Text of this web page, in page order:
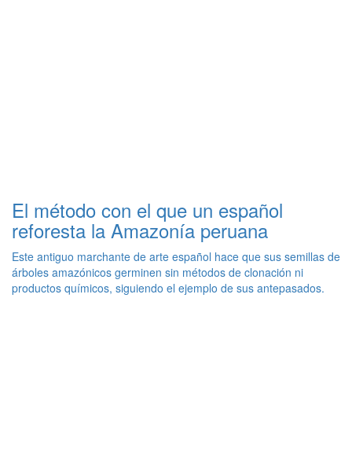
El método con el que un español
reforesta la Amazonía peruana
Este antiguo marchante de arte español hace que sus semillas de
árboles amazónicos germinen sin métodos de clonación ni
productos químicos, siguiendo el ejemplo de sus antepasados.